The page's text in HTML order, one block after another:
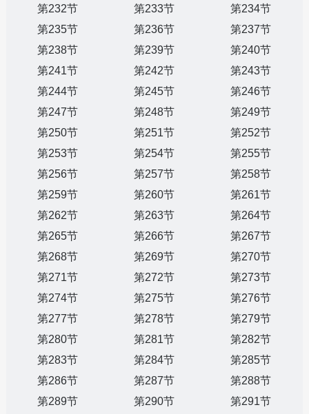
第232节
第233节
第234节
第235节
第236节
第237节
第238节
第239节
第240节
第241节
第242节
第243节
第244节
第245节
第246节
第247节
第248节
第249节
第250节
第251节
第252节
第253节
第254节
第255节
第256节
第257节
第258节
第259节
第260节
第261节
第262节
第263节
第264节
第265节
第266节
第267节
第268节
第269节
第270节
第271节
第272节
第273节
第274节
第275节
第276节
第277节
第278节
第279节
第280节
第281节
第282节
第283节
第284节
第285节
第286节
第287节
第288节
第289节
第290节
第291节